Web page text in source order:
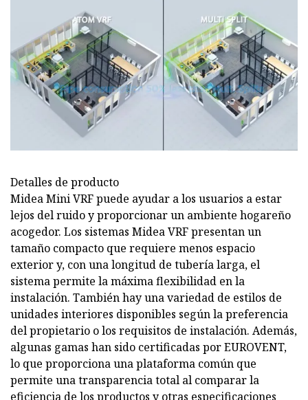
Detalles de producto
Midea Mini VRF puede ayudar a los usuarios a estar
lejos del ruido y proporcionar un ambiente hogareño
acogedor. Los sistemas Midea VRF presentan un
tamaño compacto que requiere menos espacio
exterior y, con una longitud de tubería larga, el
sistema permite la máxima flexibilidad en la
instalación. También hay una variedad de estilos de
unidades interiores disponibles según la preferencia
del propietario o los requisitos de instalación. Además,
algunas gamas han sido certificadas por EUROVENT,
lo que proporciona una plataforma común que
permite una transparencia total al comparar la
eficiencia de los productos y otras especificaciones